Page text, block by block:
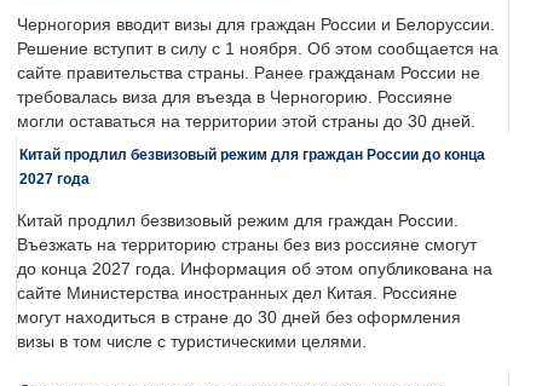
Черногория вводит визы для граждан России и Белоруссии.
Решение вступит в силу с 1 ноября. Об этом сообщается на
сайте правительства страны. Ранее гражданам России не
требовалась виза для въезда в Черногорию. Россияне
могли оставаться на территории этой страны до 30 дней.
Китай продлил безвизовый режим для граждан России до конца
2027 года
Китай продлил безвизовый режим для граждан России.
Въезжать на территорию страны без виз россияне смогут
до конца 2027 года. Информация об этом опубликована на
сайте Министерства иностранных дел Китая. Россияне
могут находиться в стране до 30 дней без оформления
визы в том числе с туристическими целями.